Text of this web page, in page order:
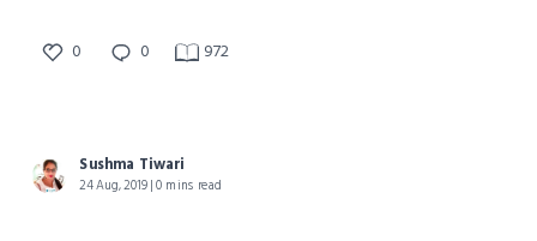
0 0 972
Sushma Tiwari
24 Aug, 2019 | 0 mins read